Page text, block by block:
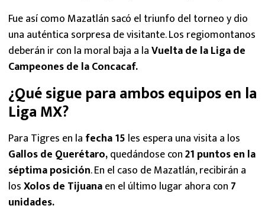
Fue así como Mazatlán sacó el triunfo del torneo y dio
una auténtica sorpresa de visitante. Los regiomontanos
deberán ir con la moral baja a laVuelta de la Liga de
Campeones de la Concacaf.
¿Qué sigue para ambos equipos en la
Liga MX?
Para Tigres en la fecha 15 les espera una visita a los
Gallos de Querétaro,quedándose con21 puntos en la
séptima posición. En el caso de Mazatlán, recibirán a
losXolos de Tijuanaen el último lugar ahora con 7
unidades.